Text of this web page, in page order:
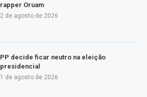
rapper Oruam
2 de agosto de 2026
PP decide ficar neutro na eleição
presidencial
1 de agosto de 2026